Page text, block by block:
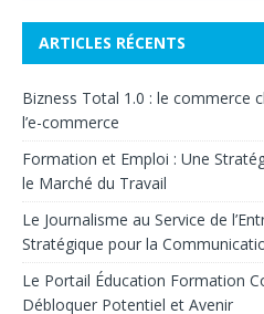
ARTICLES RÉCENTS
Bizness Total 1.0 : le commerce
l’e-commerce
Formation et Emploi : Une
le Marché du Travail
Le Journalisme au Service de
Stratégique pour la
Le Portail Éducation Formation
Débloquer Potentiel et Avenir